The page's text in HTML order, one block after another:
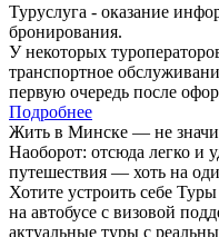
Туруслуга - оказание
бронирования.
У некоторых
транспортное
первую очередь после
Подробнее
Жить в Минске — не
Наоборот: отсюда легко и
путешествия — хоть на
Хотите устроить себе
на автобусе с визовой
актуальные туры с